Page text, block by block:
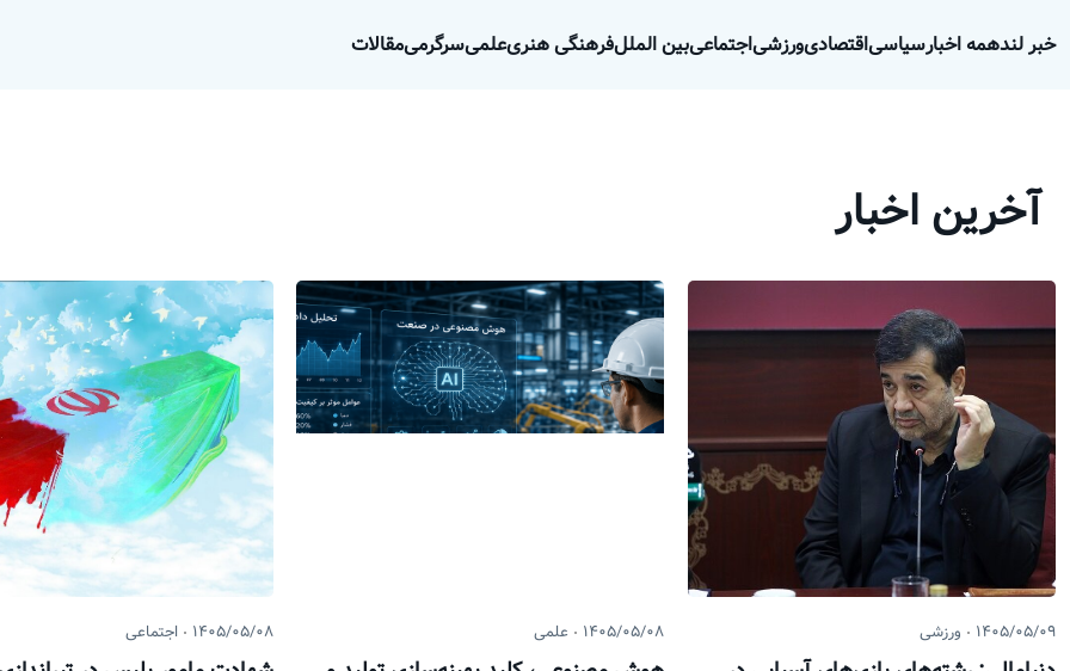
خبر لندهمه اخبارسیاسیاقتصادیورزشیاجتماعیبین المللفرهنگی هنریعلمیسرگرمیمقالات
آخرین اخبار
۱۴۰۵/۰۵/۰۹ ورزشی ۱۴۰۵/۰۵/۰۸ علمی ۱۴۰۵/۰۵/۰۸ اجتماعی